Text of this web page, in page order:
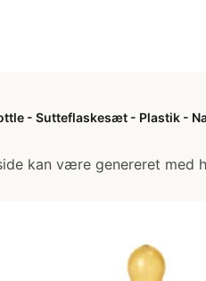
- Sutteflaskesæt - Plastik -
kan være genereret med